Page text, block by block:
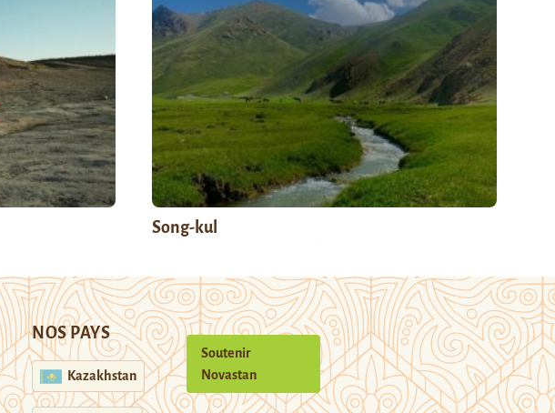
Song-kul
NOS PAYS
Kazakhstan
Soutenir
Novastan